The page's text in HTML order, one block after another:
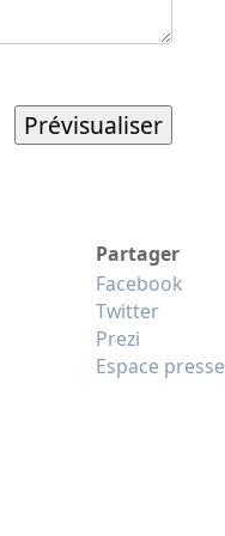
Partager
Facebook
Twitter
Prezi
Espace presse